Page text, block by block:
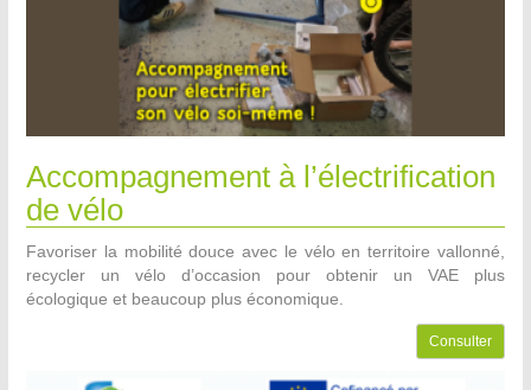
Accompagnement à l’électrification
de vélo
Favoriser la mobilité douce avec le vélo en territoire vallonné,
recycler un vélo d’occasion pour obtenir un VAE plus
écologique et beaucoup plus économique.
Consulter